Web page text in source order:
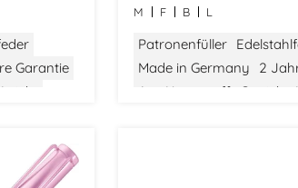
Garantie
M F B L
Patronenfüller
Made in Germany
2
Aus Kunststoff
Gewicht: